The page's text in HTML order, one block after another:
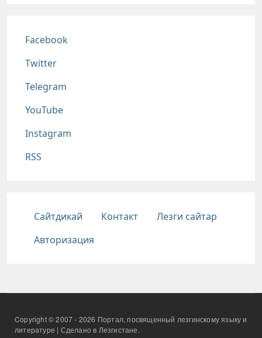
Соц сети
Facebook
Twitter
Telegram
YouTube
Instagram
RSS
Подвал
Сайтдикай Контакт
Лезги сайтар
Авторизация
Copyright © 2007 - 2026 Портал, посвященный лезгинскому языку и
литературе | Сделано в Лезгистане.